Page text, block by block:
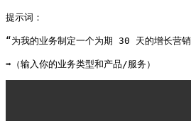
提示词：
“为我的业务制定一个为期 30 天的增长营
➡️（输入你的业务类型和产品/服务）